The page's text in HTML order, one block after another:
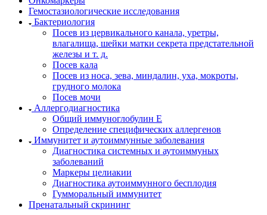
Гемостазиологические исследования
Бактериология
Посев из цервикального канала, уретры,
влагалища, шейки матки секрета предстательной
железы и т. д.
Посев кала
Посев из носа, зева, миндалин, уха, мокроты,
грудного молока
Посев мочи
Аллергодиагностика
Общий иммуноглобулин Е
Определение специфических аллергенов
Иммунитет и аутоиммунные заболевания
Диагностика системных и аутоиммуных
заболеваний
Маркеры целиакии
Диагностика аутоиммунного бесплодия
Гумморальный иммунитет
Пренатальный скрининг